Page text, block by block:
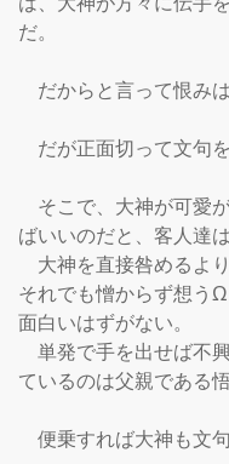
だ。
だからと言って恨み
だが正面切って文句
そこで、大神が可愛
ばいいのだと、客人達
大神を直接咎めるよ
それでも憎からず想う
面白いはずがない。
単発で手を出せば不
ているのは父親である悟
便乗すれば大神も文